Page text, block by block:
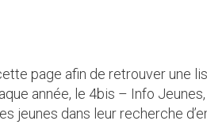
page afin de retrouver une
année, le 4bis – Info
dans leur recherche